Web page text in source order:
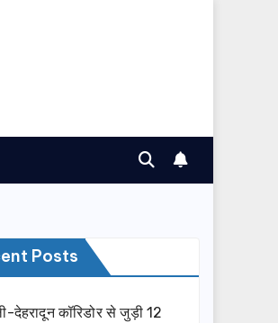
Posts
देहरादून कॉरिडोर से जुड़ी 12